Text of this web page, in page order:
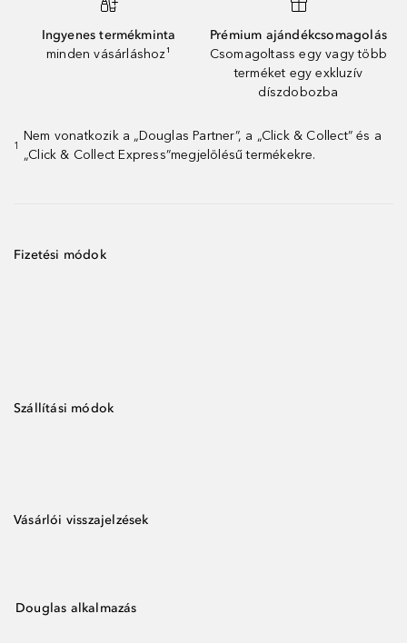
Ingyenes termékminta
minden vásárláshoz¹
Prémium ajándékcsomagolás
Csomagoltass egy vagy több
terméket egy exkluzív
díszdobozba
1
Nem vonatkozik a „Douglas Partner”, a „Click & Collect” és a
„Click & Collect Express”megjelölésű termékekre.
Fizetési módok
Szállítási módok
Vásárlói visszajelzések
Douglas alkalmazás